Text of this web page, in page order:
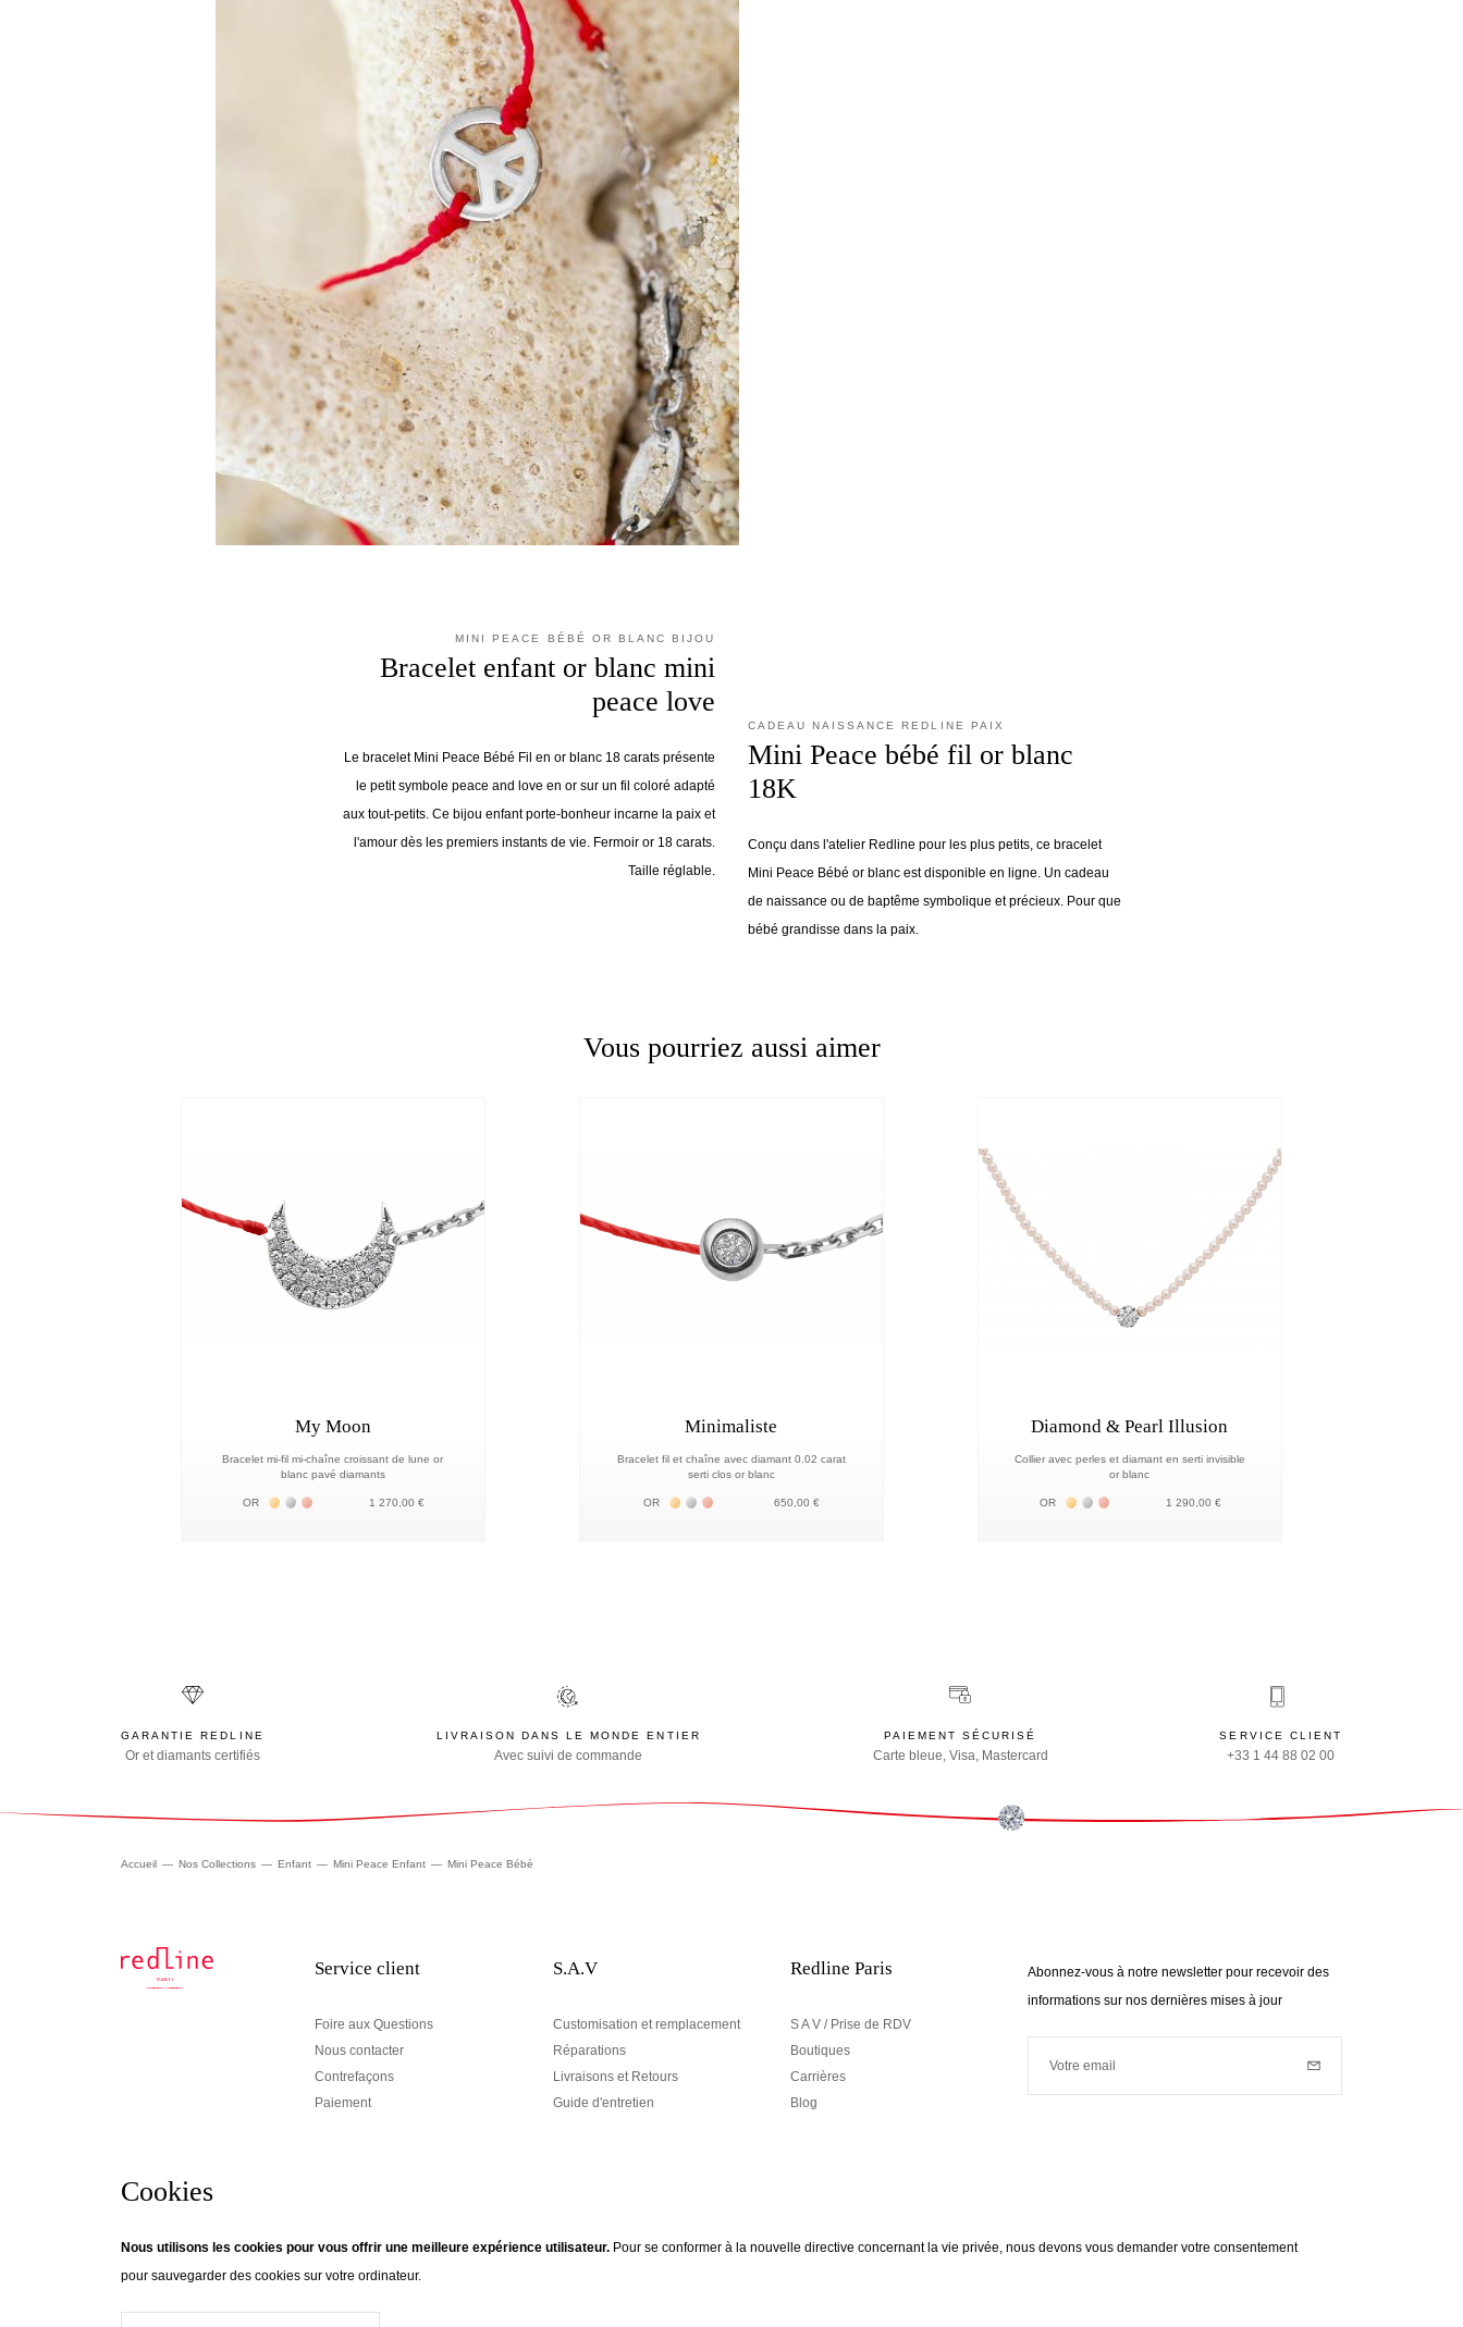
Cookies
Nous utilisons les cookies pour vous offrir une meilleure expérience utilisateur. Pour se conformer à la nouvelle directive concernant la vie privée, nous devons vous demander votre consentement
pour sauvegarder des cookies sur votre ordinateur.
MINI PEACE BÉBÉ OR BLANC BIJOU
Bracelet enfant or blanc mini
peace love
Le bracelet Mini Peace Bébé Fil en or blanc 18 carats présente
le petit symbole peace and love en or sur un fil coloré adapté
aux tout-petits. Ce bijou enfant porte-bonheur incarne la paix et
l'amour dès les premiers instants de vie. Fermoir or 18 carats.
Taille réglable.
CADEAU NAISSANCE REDLINE PAIX
Mini Peace bébé fil or blanc
18K
Conçu dans l'atelier Redline pour les plus petits, ce bracelet
Mini Peace Bébé or blanc est disponible en ligne. Un cadeau
de naissance ou de baptême symbolique et précieux. Pour que
bébé grandisse dans la paix.
Vous pourriez aussi aimer
My Moon
Bracelet mi-fil mi-chaîne croissant de lune or
blanc pavé diamants
OR Жёлтое золото 18К
Белое золото 18К
Розовое золото 18К
1 270,00 €
Minimaliste
Bracelet fil et chaîne avec diamant 0.02 carat
serti clos or blanc
OR Жёлтое золото 18К
Белое золото 18К
Розовое золото 18К
650,00 €
Diamond & Pearl Illusion
Collier avec perles et diamant en serti invisible
or blanc
OR Жёлтое золото 18К
Белое золото 18К
Розовое золото 18К
1 290,00 €
GARANTIE REDLINE
Or et diamants certifiés
LIVRAISON DANS LE MONDE ENTIER
Avec suivi de commande
PAIEMENT SÉCURISÉ
Carte bleue, Visa, Mastercard
SERVICE CLIENT
+33 1 44 88 02 00
Accueil Nos Collections Enfant Mini Peace Enfant Mini Peace Bébé
Service client
Foire aux Questions
Nous contacter
Contrefaçons
Paiement
S.A.V
Customisation et remplacement
Réparations
Livraisons et Retours
Guide d'entretien
Redline Paris
S A V / Prise de RDV
Boutiques
Carrières
Blog
Abonnez-vous à notre newsletter pour recevoir des
informations sur nos dernières mises à jour
Votre email
CGV
| Mentions Légales | Données Personnelles
Newsletter
Votre adresse email